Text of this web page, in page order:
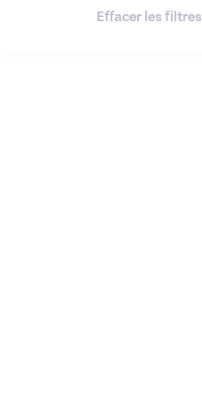
Effacer les filtres